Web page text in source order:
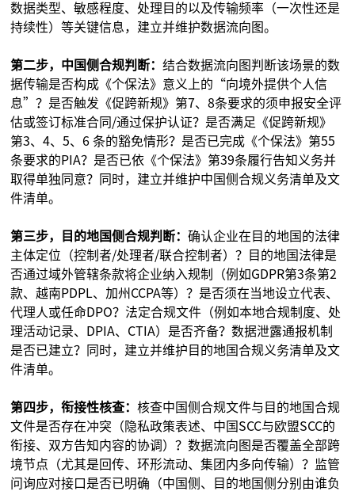
数据类型、敏感程度、处理目的以及传输频率（一次性还是
持续性）等关键信息，建立并维护数据流向图。
第二步，中国侧合规判断：结合数据流向图判断该场景的数
据传输是否构成《个保法》意义上的“向境外提供个人信
息”？是否触发《促跨新规》第7、8条要求的须申报安全评
估或签订标准合同/通过保护认证？是否满足《促跨新规》
第3、4、5、6 条的豁免情形？是否已完成《个保法》第55
条要求的PIA？是否已依《个保法》第39条履行告知义务并
取得单独同意？同时，建立并维护中国侧合规义务清单及文
件清单。
第三步，目的地国侧合规判断：确认企业在目的地国的法律
主体定位（控制者/处理者/联合控制者）？目的地国法律是
否通过域外管辖条款将企业纳入规制（例如GDPR第3条第2
款、越南PDPL、加州CCPA等）？是否须在当地设立代表、
代理人或任命DPO？法定合规文件（例如本地合规制度、处
理活动记录、DPIA、CTIA）是否齐备？数据泄露通报机制
是否已建立？同时，建立并维护目的地国合规义务清单及文
件清单。
第四步，衔接性核查：核查中国侧合规文件与目的地国合规
文件是否存在冲突（隐私政策表述、中国SCC与欧盟SCC的
衔接、双方告知内容的协调）？数据流向图是否覆盖全部跨
境节点（尤其是回传、环形流动、集团内多向传输）？监管
问询应对接口是否已明确（中国侧、目的地国侧分别由谁负